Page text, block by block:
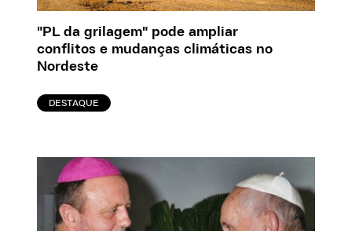
"PL da grilagem" pode ampliar
conflitos e mudanças climáticas no
Nordeste
DESTAQUE